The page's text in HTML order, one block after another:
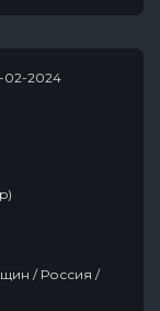
02-2024
/ Россия /